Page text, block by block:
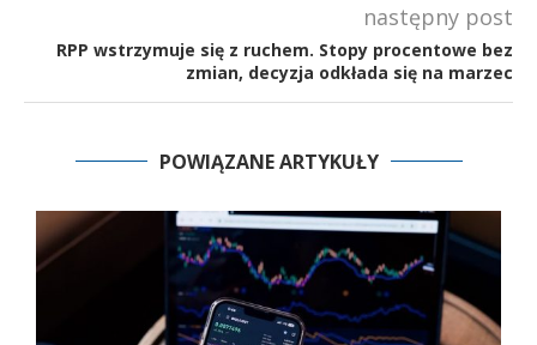
następny post
RPP wstrzymuje się z ruchem. Stopy procentowe bez
zmian, decyzja odkłada się na marzec
POWIĄZANE ARTYKUŁY